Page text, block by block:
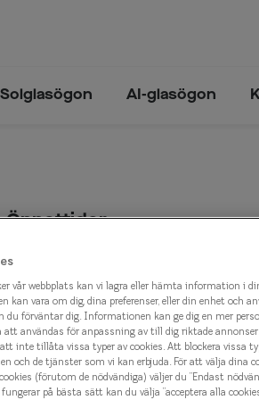
Solglasögon
Solglasögon - trender 2025
AI-glasögon
Översynthet
Astigmatism
Öppettider
Måndag
Tisdag
Onsdag
Torsdag
vår webbplats kan vi lagra eller hämta information i
kan vara om dig, dina preferenser, eller din enhet och
du förväntar dig. Informationen kan ge dig en mer
att användas för anpassning av till dig riktade
inte tillåta vissa typer av cookies. Att blockera vissa
och de tjänster som vi kan erbjuda. För att välja dina
(förutom de nödvändiga) väljer du ”Endast
på bästa sätt kan du välja ”acceptera alla